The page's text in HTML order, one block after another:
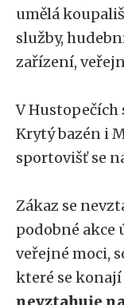
umělá
služby,
zařízení,
V Hustopečích
Krytý bazén i
sportovišť se
Zákaz se
podobné akce
veřejné moci,
které se konají